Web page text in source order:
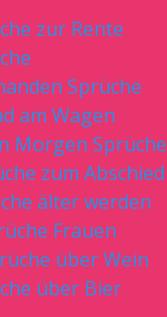
zur Rente
Sprüche
am Wagen
Morgen Sprüche
zum Abschied
älter werden
Frauen
über Wein
über Bier